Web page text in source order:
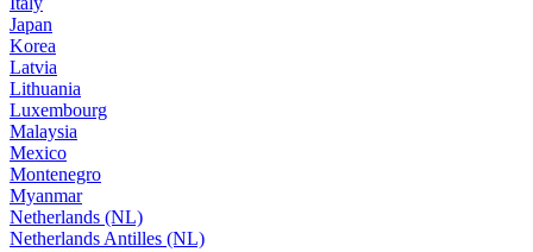
Japan
Korea
Latvia
Lithuania
Luxembourg
Malaysia
Mexico
Montenegro
Myanmar
Netherlands (NL)
Netherlands Antilles (NL)